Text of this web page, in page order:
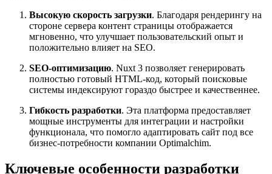
Высокую скорость загрузки. Благодаря рендерингу на
стороне сервера контент страницы отображается
мгновенно, что улучшает пользовательский опыт и
положительно влияет на SEO.
SEO-оптимизацию. Nuxt 3 позволяет генерировать
полностью готовый HTML-код, который поисковые
системы индексируют гораздо быстрее и качественнее.
Гибкость разработки. Эта платформа предоставляет
мощные инструменты для интеграции и настройки
функционала, что помогло адаптировать сайт под все
бизнес-потребности компании Optimalchim.
Ключевые особенности разработки